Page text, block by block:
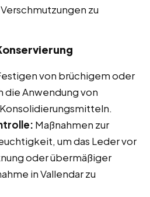
zu
von brüchigem oder
die Anwendung von
Maßnahmen zur
um das Leder vor
oder übermäßiger
in Vallendar zu